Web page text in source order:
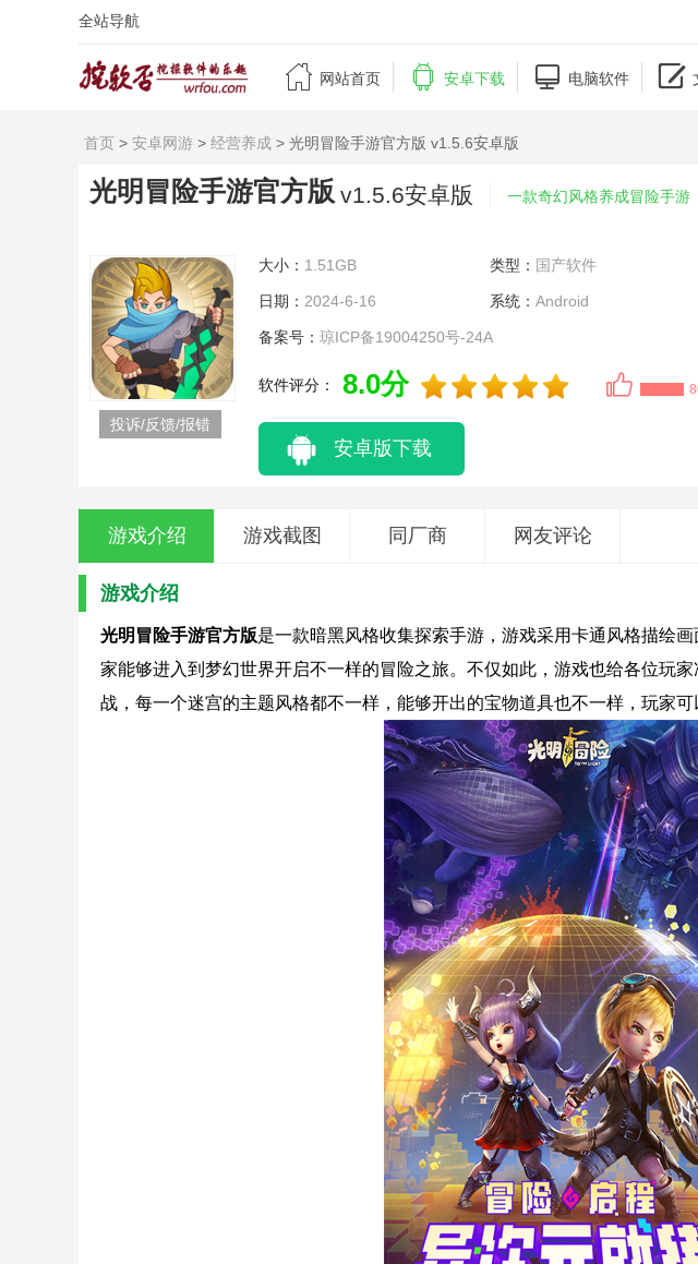
全站导航
 网站首页  安卓下载  电脑软件 
首页 > 安卓网游 > 经营养成 > 光明冒险手游官方版 v1.5.6安卓版
光明冒险手游官方版 v1.5.6安卓版 一款奇幻风格养成冒险手游
投诉/反馈/报错
大小： 1.51GB 类型： 国产软件
日期： 2024-6-16 系统： Android
备案号： 琼ICP备19004250号-24A
软件评分： 8.0分
安卓版下载
游戏介绍 游戏截图 同厂商 网友评论
游戏介绍
光明冒险手游官方版是一款暗黑风格收集探索手游，游戏采用卡通风格描绘
家能够进入到梦幻世界开启不一样的冒险之旅。不仅如此，游戏也给各位玩
战，每一个迷宫的主题风格都不一样，能够开出的宝物道具也不一样，玩家可